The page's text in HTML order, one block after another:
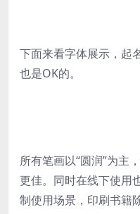
下面来看字体展示，起
也是OK的。
所有笔画以“圆润”为主
更佳。同时在线下使用
制使用场景，印刷书籍